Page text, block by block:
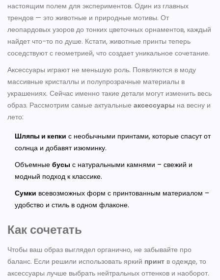
настоящим полем для экспериментов. Один из главных
трендов — это животные и природные мотивы. От
леопардовых узоров до тонких цветочных орнаментов, каждый
найдет что-то по душе. Кстати, животные принты теперь
соседствуют с геометрией, что создает уникальное сочетание.
Аксессуары играют не меньшую роль. Появляются в моду
массивные кристаллы и полупрозрачные материалы в
украшениях. Сейчас именно такие детали могут изменить весь
образ. Рассмотрим самые актуальные аксессуары на весну и
лето:
Шляпы и кепки с необычными принтами, которые спасут от
солнца и добавят изюминку.
Объемные бусы с натуральными камнями – свежий и
модный подход к классике.
Сумки всевозможных форм с принтованным материалом –
удобство и стиль в одном флаконе.
Как сочетать
Чтобы ваш образ выглядел органично, не забывайте про
баланс. Если решили использовать яркий принт в одежде, то
аксессуары лучше выбрать нейтральных оттенков и наоборот.